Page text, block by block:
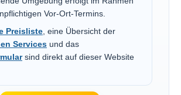
Vor-Ort-Termins.
Preisliste , eine Übersicht der
Services und das
sind direkt auf dieser Website